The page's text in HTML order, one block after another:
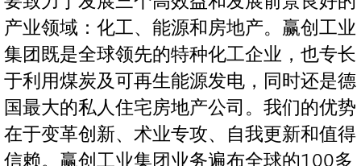
产业领域：化工、能源和房地产。赢创工业
集团既是全球领先的特种化工企业，也专长
于利用煤炭及可再生能源发电，同时还是德
国最大的私人住宅房地产公司。我们的优势
在于变革创新、术业专攻、自我更新和值得
信赖。赢创工业集团业务遍布全球的100多